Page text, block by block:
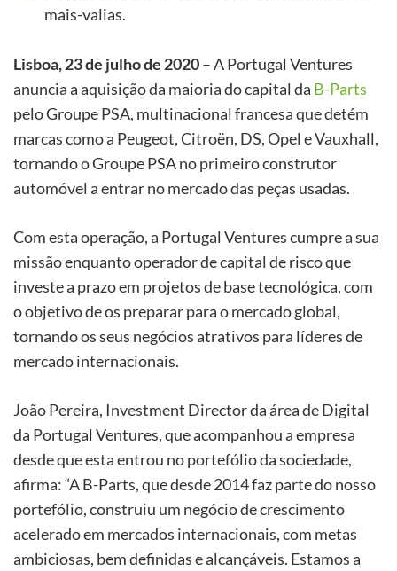
mais-valias.
Lisboa, 23 de julho de 2020– A Portugal Ventures
anuncia a aquisição da maioria do capital da B-Parts
pelo Groupe PSA, multinacional francesa que detém
marcas como a Peugeot, Citroën, DS, Opel e Vauxhall,
tornando o Groupe PSA no primeiro construtor
automóvel a entrar no mercado das peças usadas.
Com esta operação, a Portugal Ventures cumpre a sua
missão enquanto operador de capital de risco que
investe a prazo em projetos de base tecnológica, com
o objetivo de os preparar para o mercado global,
tornando os seus negócios atrativos para líderes de
mercado internacionais.
João Pereira, Investment Director da área de Digital
da Portugal Ventures, que acompanhou a empresa
desde que esta entrou no portefólio da sociedade,
afirma: “A B-Parts, que desde 2014 faz parte do nosso
portefólio, construiu um negócio de crescimento
acelerado em mercados internacionais, com metas
ambiciosas, bem definidas e alcançáveis. Estamos a